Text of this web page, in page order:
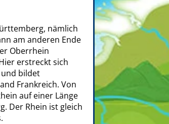
nämlich
am anderen Ende
Oberrhein
erstreckt sich
und bildet
Frankreich. Von
auf einer Länge
Der Rhein ist gleich